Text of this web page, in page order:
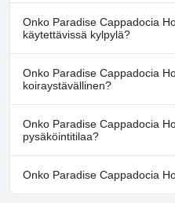
Ei, Paradise Cappadocia Hotel
Onko Paradise Cappadocia
käytettävissä kylpylä?
Ei, Paradise Cappadocia Hotel
Onko Paradise Cappadocia
koiraystävällinen?
Ei, Paradise Cappadocia Hotel &
Onko Paradise Cappadocia
pysäköintitilaa?
Kyllä, Paradise Cappadocia
pysäköintimahdollisuuden.
Onko Paradise Cappadocia